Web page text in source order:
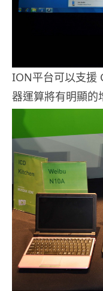
ION平台可以支援
器運算將有明顯的